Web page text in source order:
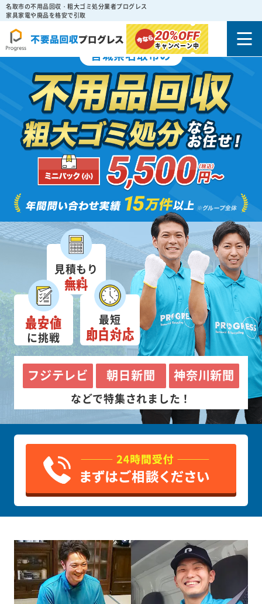
名取市の不用品回収・粗大ゴミ処分業者プログレス
家具家電や廃品を格安で引取
20%OFF
キャンペーン中
宮城県名取市の
見積もり
無料
最安値
に挑戦
最短
即日対応
フジテレビ 朝日新聞 神奈川新聞
などで特集されました！